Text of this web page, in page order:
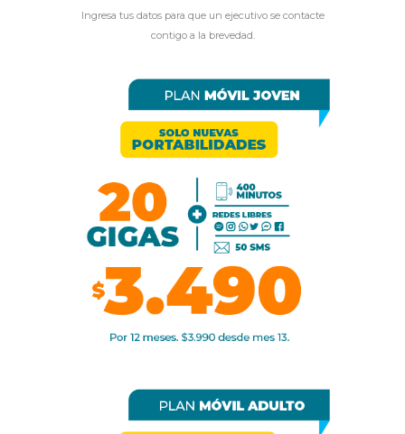
Ingresa tus datos para que un ejecutivo se contacte
contigo a la brevedad.